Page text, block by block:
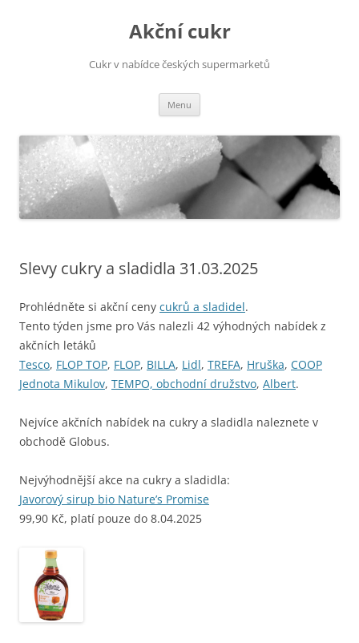
Akční cukr
Cukr v nabídce českých supermarketů
Menu
Slevy cukry a sladidla 31.03.2025
Prohlédněte si akční ceny cukrů a sladidel.
Tento týden jsme pro Vás nalezli 42 výhodných nabídek z
akčních letáků
Tesco, FLOP TOP, FLOP, BILLA, Lidl, TREFA, Hruška, COOP
Jednota Mikulov, TEMPO, obchodní družstvo, Albert.
Nejvíce akčních nabídek na cukry a sladidla naleznete v
obchodě Globus.
Nejvýhodnější akce na cukry a sladidla:
Javorový sirup bio Nature’s Promise
99,90 Kč, platí pouze do 8.04.2025